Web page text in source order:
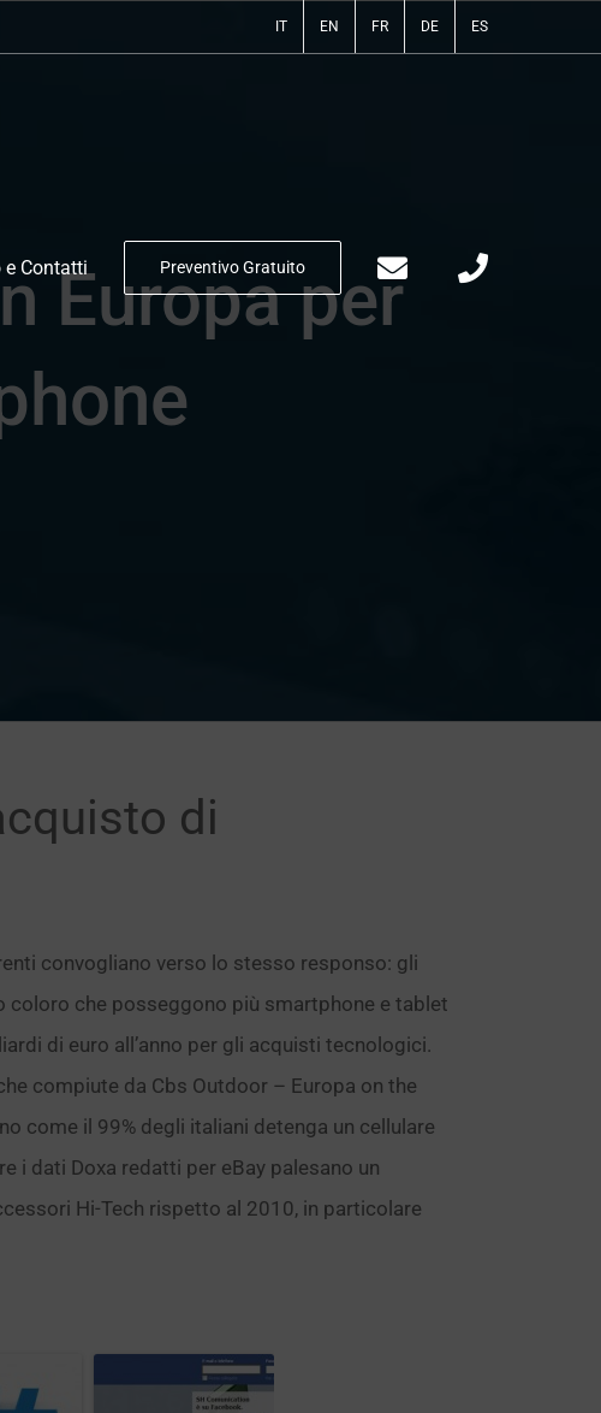
IT EN FR DE ES
e Contatti Preventivo Gratuito
Europa per
di
convogliano verso lo stesso responso: gli
coloro che posseggono più smartphone e tablet
di euro all’anno per gli acquisti tecnologici.
compiute da Cbs Outdoor – Europa on the
come il 99% degli italiani detenga un cellulare
i dati Doxa redatti per eBay palesano un
Hi-Tech rispetto al 2010, in particolare